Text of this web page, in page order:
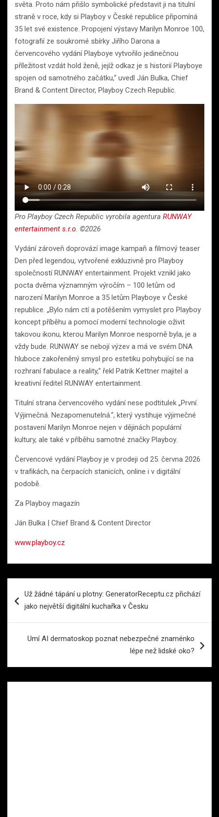
světa. Proto nám přišlo symbolické představit ji na titulní
straně v roce, kdy si Playboy v České republice připomíná
35 let své existence. Propojení výstavy Marilyn Monroe 100,
fotografií ze soukromé sbírky Jiřího Darona a
červencového vydání Playboye vytvořilo jedinečnou
příležitost vzdát hold ženě, jejíž odkaz je s historií Playboye
spojen od samotného začátku,“ uvedl Ján Bulka, Chief
Brand & Content Director, Playboy Czech Republic.
Pro Playboy Czech Republic vyrobila agentura RUNWAY
entertainment s.r.o. ©2026
Vydání zároveň doprovází image kampaň a filmový teaser
Den před legendou, vytvořené exkluzivně pro Playboy
společností RUNWAY entertainment. Projekt vznikl jako
pocta dvěma významným výročím – 100 letům od
narození Marilyn Monroe a 35 letům Playboye v České
republice. „Bylo nám ctí a potěšením vymyslet pro Playboy
koncept příběhu a pomocí moderní technologie oživit
takovou ikonu, kterou Marilyn Monroe nesporně byla, je a
vždy bude. RUNWAY se nebojí výzev a má ve svém DNA
hluboce zakořeněný smysl pro estetiku pohybující se na
rozhraní fabulace a reality,“ řekl Patrik Kettner majitel a
kreativní ředitel RUNWAY entertainment.
Titulní strana červencového vydání nese podtitulek „První.
Výjimečná. Nezapomenutelná.“, který vystihuje výjimečné
postavení Marilyn Monroe nejen v dějinách populární
kultury, ale také v příběhu samotné značky Playboy.
Červencové vydání Playboy je v prodeji od 25. června 2026
v trafikách, na čerpacích stanicích, online i v digitální
podobě.
Za Playboy magazín
Ján Bulka | Chief Brand & Content Director
www.playboy.cz
proUž žádné tápání u plotny: GeneratorReceptu.cz přichází
jako největší digitální kuchařka v Česku
Umí AI dermatoskop poznat nebezpečné znaménko
lépe než lidské oko?